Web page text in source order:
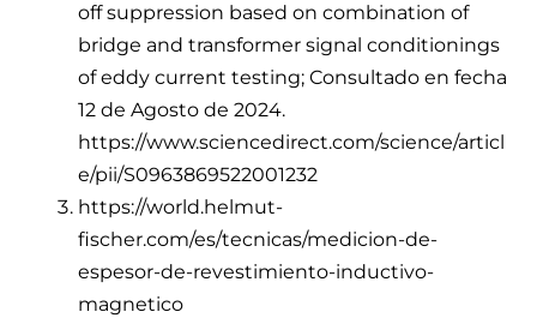
off suppression based on combination of
bridge and transformer signal conditionings
of eddy current testing; Consultado en fecha
12 de Agosto de 2024.
https://www.sciencedirect.com/science/articl
e/pii/S0963869522001232
https://world.helmut-
fischer.com/es/tecnicas/medicion-de-
espesor-de-revestimiento-inductivo-
magnetico